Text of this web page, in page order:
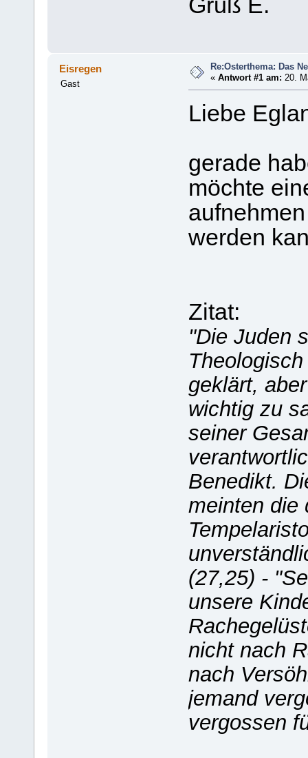
Gruß E.
Eisregen
Gast
Re:Osterthema: Das
«Antwort #1 am: 20.
Liebe
gerade
möchte
werden
Zitat:
"Die Juden
geklärt,
wichtig zu
seiner
Benedikt.
meinten die
(27,25) -
unsere
nicht nach
nach
jemand
vergossen